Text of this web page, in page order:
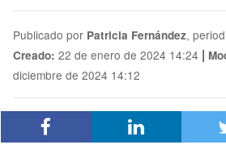
Publicado por Patricia Fernández,
Creado: 22 de enero de 2024 14:24 |
diciembre de 2024 14:12